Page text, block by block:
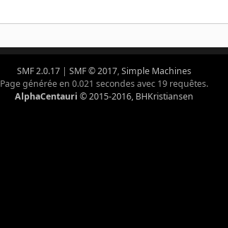
SMF 2.0.17| SMF © 2017,Simple Machines
Page générée en 0.021 secondes avec 19 requêtes.
AlphaCentauri © 2015-2016, BHKristiansen